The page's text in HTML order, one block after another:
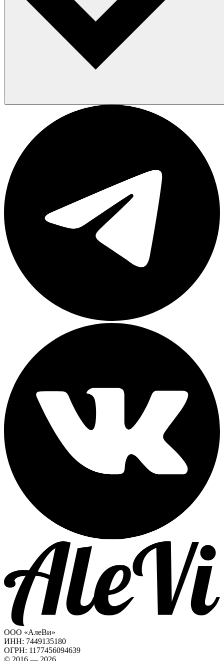
ООО «АлеВи»
ИНН: 7449135180
ОГРН: 1177456094639
© 2016 — 2026